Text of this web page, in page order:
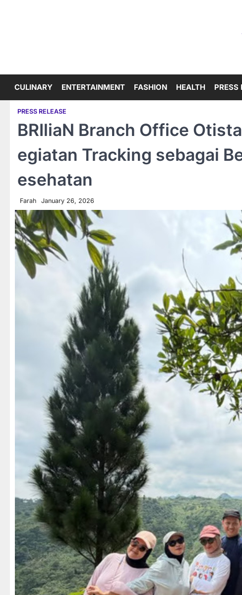
CULINARY ENTERTAINMENT FASHION HEALTH PRESS
PRESS RELEASE
BRIliaN Branch Office
egiatan Tracking sebagai
esehatan
Farah January 26, 2026